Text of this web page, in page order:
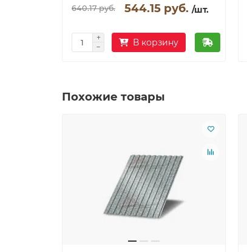
640.17 руб. 544.15 руб. /шт.
В корзину
Похожие товары